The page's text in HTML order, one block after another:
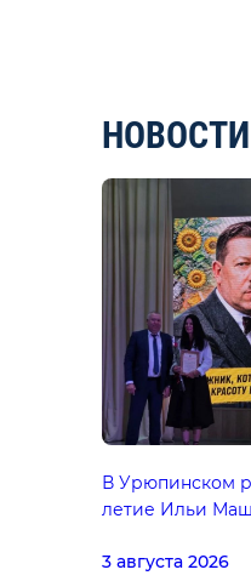
В Урюпинском
летие Ильи
3 августа 2026